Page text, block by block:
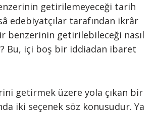
getirilemeyeceği tarih
edebiyatçılar tarafından ikrâr
benzerinin getirilebileceği nasıl
Bu, içi boş bir iddiadan ibaret
getirmek üzere yola çıkan bir
iki seçenek söz konusudur. Ya